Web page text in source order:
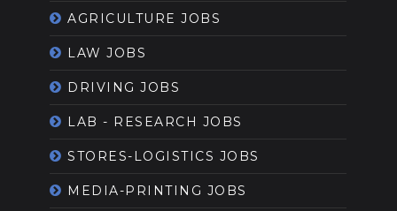
AGRICULTURE JOBS
LAW JOBS
DRIVING JOBS
LAB - RESEARCH JOBS
STORES-LOGISTICS JOBS
MEDIA-PRINTING JOBS